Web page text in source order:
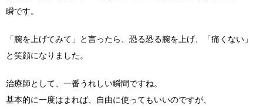
瞬です。
「腕を上げてみて」と言ったら、恐る恐る腕を上げ、「痛くない」
と笑顔になりました。
治療師として、一番うれしい瞬間ですね。
基本的に一度はまれば、自由に使ってもいいのですが、